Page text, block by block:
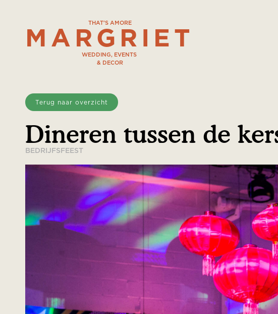
THAT'S AMORE
MARGRIET
WEDDING, EVENTS
& DECOR
Terug naar overzicht
Dineren tussen de
BEDRIJFSFEEST